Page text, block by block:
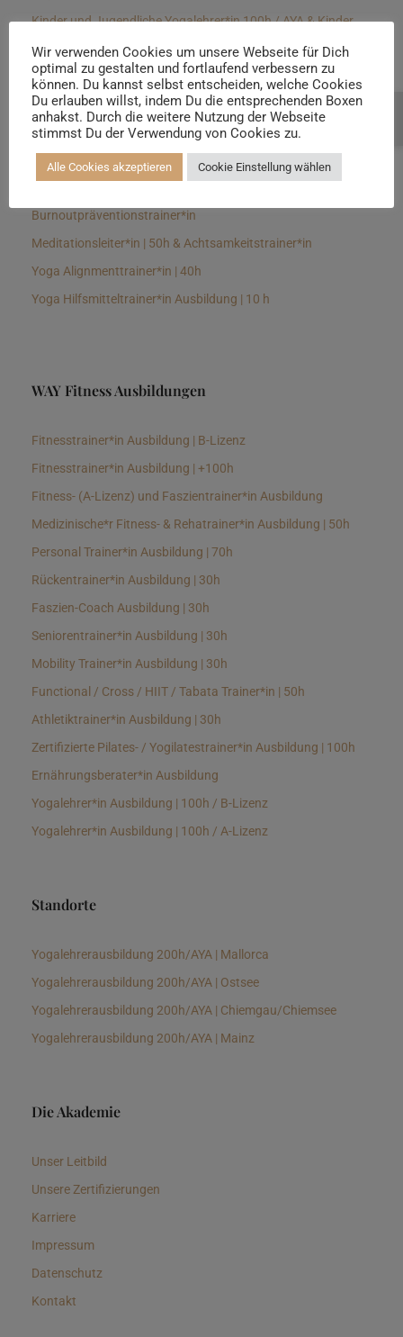
Kinder und Jugendliche Yogalehrer*in 100h / AYA & Kinder
Yin Yogalehrer*in | 100 h & Faszientrainer*in
Hormon Yogalehrer*in / Yogatherapeut*in &
Stressmanagementtrainer*in | 70h
Longevitytrainer*in
Burnoutpräventionstrainer*in
Meditationsleiter*in | 50h & Achtsamkeitstrainer*in
Yoga Alignmenttrainer*in | 40h
Yoga Hilfsmitteltrainer*in Ausbildung | 10 h
WAY Fitness Ausbildungen
Fitnesstrainer*in Ausbildung | B-Lizenz
Fitnesstrainer*in Ausbildung | +100h
Fitness- (A-Lizenz) und Faszientrainer*in Ausbildung
Medizinische*r Fitness- & Rehatrainer*in Ausbildung | 50h
Personal Trainer*in Ausbildung | 70h
Rückentrainer*in Ausbildung | 30h
Faszien-Coach Ausbildung | 30h
Seniorentrainer*in Ausbildung | 30h
Mobility Trainer*in Ausbildung | 30h
Functional / Cross / HIIT / Tabata Trainer*in | 50h
Athletiktrainer*in Ausbildung | 30h
Zertifizierte Pilates- / Yogilatestrainer*in Ausbildung | 100h
Ernährungsberater*in Ausbildung
Yogalehrer*in Ausbildung | 100h / B-Lizenz
Yogalehrer*in Ausbildung | 100h / A-Lizenz
Standorte
Yogalehrerausbildung 200h/AYA | Mallorca
Yogalehrerausbildung 200h/AYA | Ostsee
Yogalehrerausbildung 200h/AYA | Chiemgau/Chiemsee
Yogalehrerausbildung 200h/AYA | Mainz
Die Akademie
Unser Leitbild
Unsere Zertifizierungen
Karriere
Impressum
Datenschutz
Kontakt
Wir verwenden Cookies um unsere Webseite für Dich
optimal zu gestalten und fortlaufend verbessern zu
können. Du kannst selbst entscheiden, welche Cookies
Du erlauben willst, indem Du die entsprechenden Boxen
anhakst. Durch die weitere Nutzung der Webseite
stimmst Du der Verwendung von Cookies zu.
Alle Cookies akzeptieren Cookie Einstellung wählen
Beratung buchen